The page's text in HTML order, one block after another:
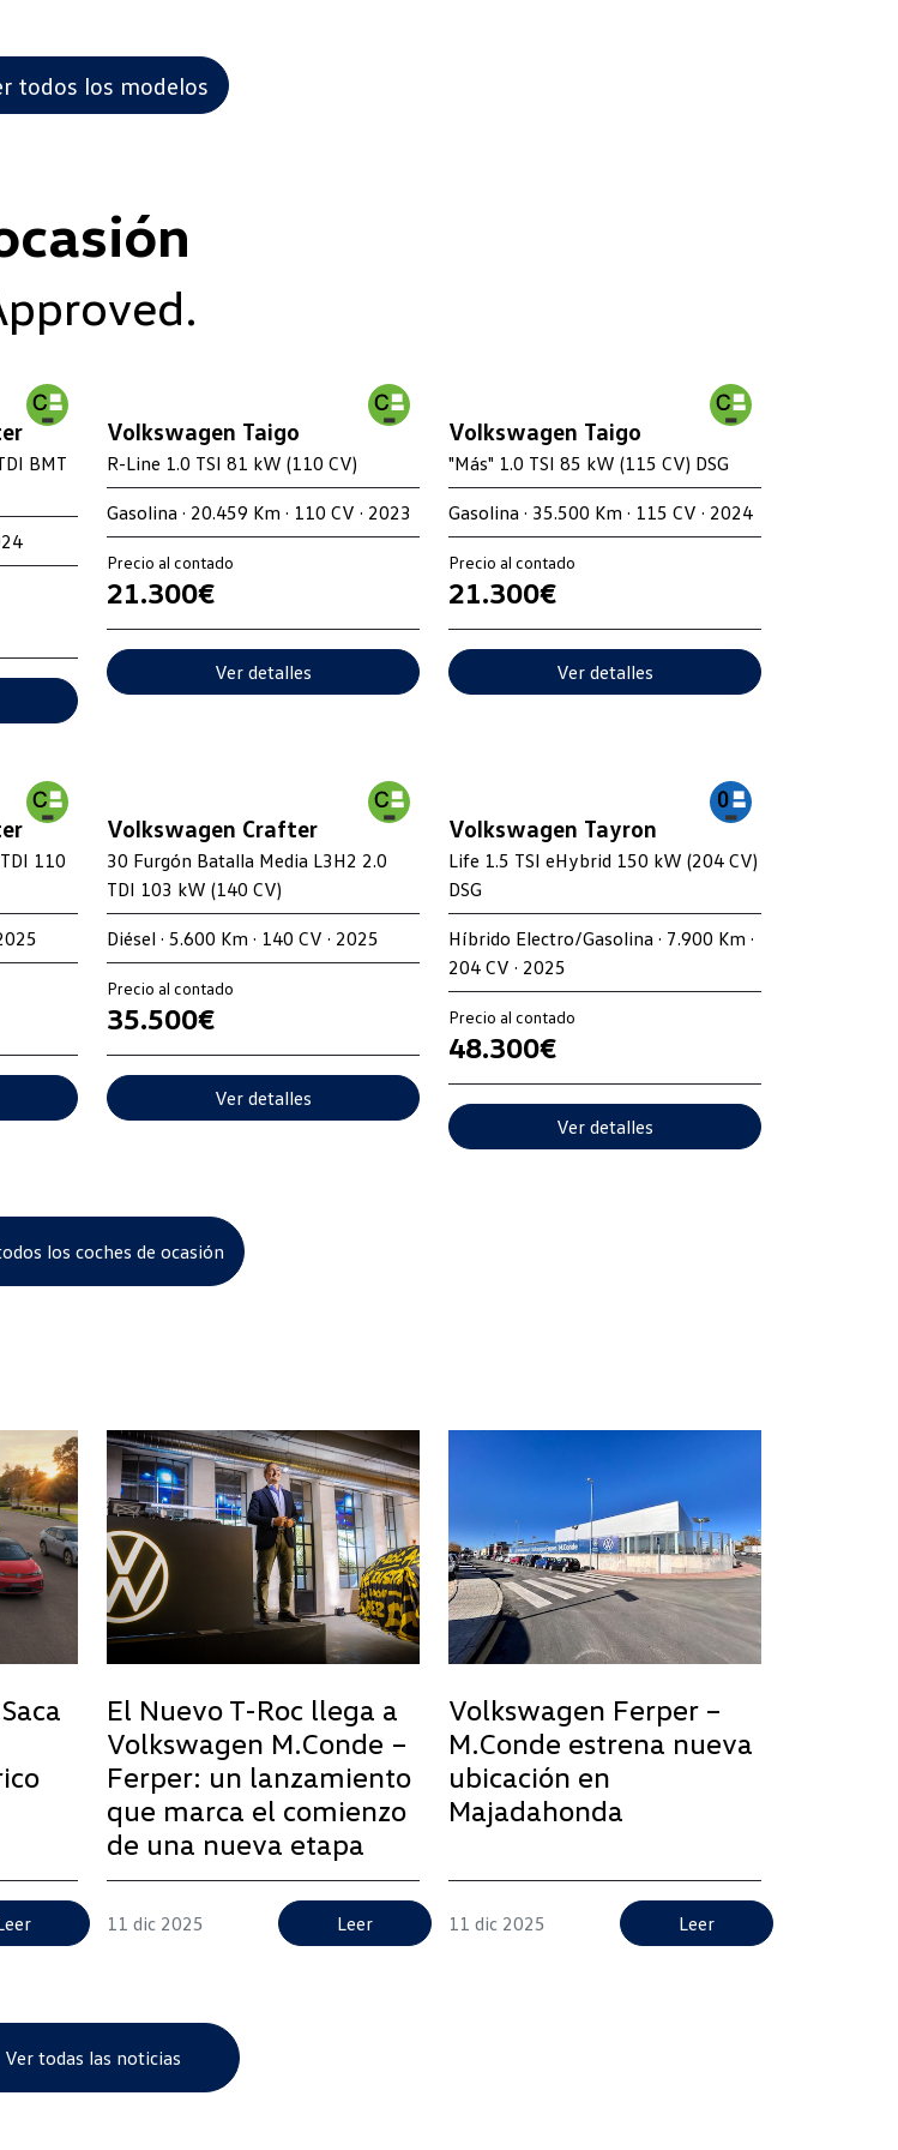
todos los modelos
BMT
Volkswagen Taigo
R-Line 1.0 TSI 81 kW (110 CV)
Gasolina · 20.459 Km · 110 CV · 2023
Precio al contado
21.300€
Ver detalles
Volkswagen Taigo
"Más" 1.0 TSI 85 kW (115 CV) DSG
Gasolina · 35.500 Km · 115 CV · 2024
Precio al contado
21.300€
Ver detalles
110
Volkswagen Crafter
30 Furgón Batalla Media L3H2 2.0
TDI 103 kW (140 CV)
Diésel · 5.600 Km · 140 CV · 2025
Precio al contado
35.500€
Ver detalles
Volkswagen Tayron
Life 1.5 TSI eHybrid 150 kW (204 CV)
DSG
Híbrido Electro/Gasolina · 7.900 Km ·
204 CV · 2025
Precio al contado
48.300€
Ver detalles
los coches de ocasión
El Nuevo T-Roc llega a
Volkswagen M.Conde –
Ferper: un lanzamiento
que marca el comienzo
de una nueva etapa
11 dic 2025 Leer
Volkswagen Ferper –
M.Conde estrena nueva
ubicación en
Majadahonda
11 dic 2025 Leer
Ver todas las noticias